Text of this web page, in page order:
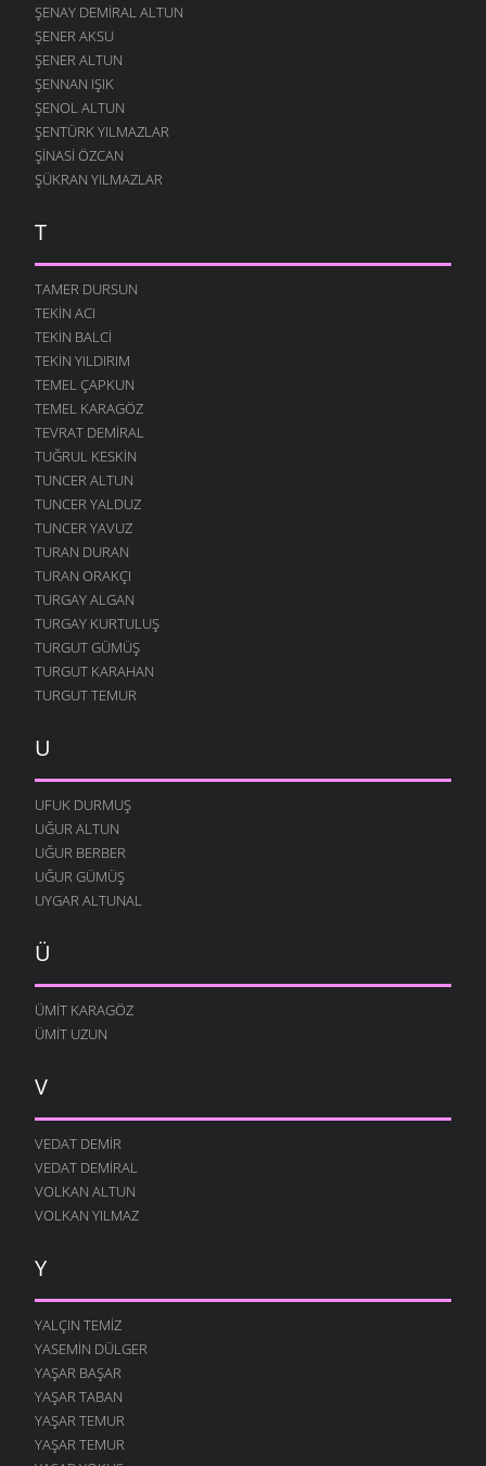
ŞENAY DEMIRAL ALTUN
ŞENER AKSU
ŞENER ALTUN
ŞENNAN IŞIK
ŞENOL ALTUN
ŞENTÜRK YILMAZLAR
ŞINASI ÖZCAN
ŞÜKRAN YILMAZLAR
T
TAMER DURSUN
TEKIN ACI
TEKIN BALCI
TEKIN YILDIRIM
TEMEL ÇAPKUN
TEMEL KARAGÖZ
TEVRAT DEMIRAL
TUĞRUL KESKIN
TUNCER ALTUN
TUNCER YALDUZ
TUNCER YAVUZ
TURAN DURAN
TURAN ORAKÇI
TURGAY ALGAN
TURGAY KURTULUŞ
TURGUT GÜMÜŞ
TURGUT KARAHAN
TURGUT TEMUR
U
UFUK DURMUŞ
UĞUR ALTUN
UĞUR BERBER
UĞUR GÜMÜŞ
UYGAR ALTUNAL
Ü
ÜMIT KARAGÖZ
ÜMIT UZUN
V
VEDAT DEMIR
VEDAT DEMIRAL
VOLKAN ALTUN
VOLKAN YILMAZ
Y
YALÇIN TEMIZ
YASEMIN DÜLGER
YAŞAR BAŞAR
YAŞAR TABAN
YAŞAR TEMUR
YAŞAR TEMUR